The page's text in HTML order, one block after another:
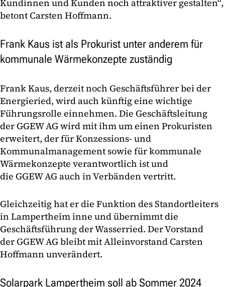
Kundinnen und Kunden noch attraktiver gestalten“,
betont Carsten Hoffmann.
Frank Kaus ist als Prokurist unter anderem für
kommunale Wärmekonzepte zuständig
Frank Kaus, derzeit noch Geschäftsführer bei der
Energieried, wird auch künftig eine wichtige
Führungsrolle einnehmen. Die Geschäftsleitung
der GGEW AG wird mit ihm um einen Prokuristen
erweitert, der für Konzessions- und
Kommunalmanagement sowie für kommunale
Wärmekonzepte verantwortlich ist und
die GGEW AG auch in Verbänden vertritt.
Gleichzeitig hat er die Funktion des Standortleiters
in Lampertheim inne und übernimmt die
Geschäftsführung der Wasserried. Der Vorstand
der GGEW AG bleibt mit Alleinvorstand Carsten
Hoffmann unverändert.
Solarpark Lampertheim soll ab Sommer 2024